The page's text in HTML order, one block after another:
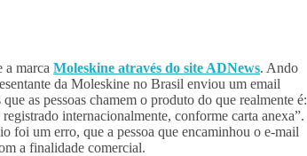
a marca Moleskine através do site ADNews. Ando
da Moleskine no Brasil enviou um email
as pessoas chamem o produto do que realmente é:
internacionalmente, conforme carta anexa”.
foi um erro, que a pessoa que encaminhou o e-mail
a finalidade comercial.